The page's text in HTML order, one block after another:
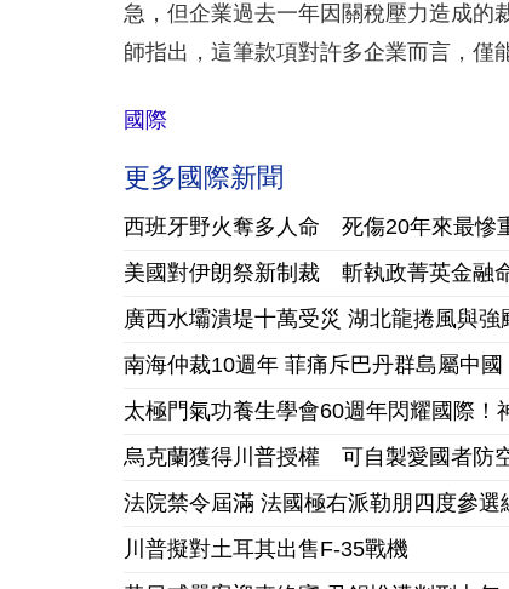
急，但企業過去一年因關稅壓力造成的
師指出，這筆款項對許多企業而言，僅
國際
更多國際新聞
西班牙野火奪多人命 死傷20年來最慘
美國對伊朗祭新制裁 斬執政菁英金融
廣西水壩潰堤十萬受災 湖北龍捲風與
南海仲裁10週年 菲痛斥巴丹群島屬中國
太極門氣功養生學會60週年閃耀國際！
烏克蘭獲得川普授權 可自製愛國者防
法院禁令屆滿 法國極右派勒朋四度參選
川普擬對土耳其出售F-35戰機